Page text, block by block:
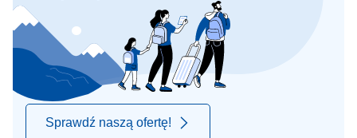
Sprawdź naszą ofertę!